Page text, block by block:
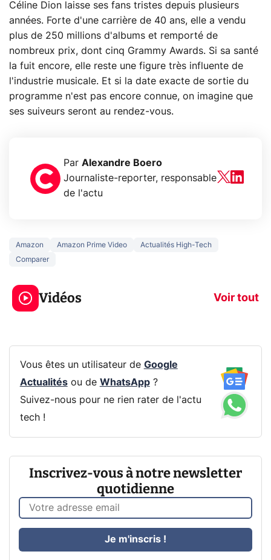
Céline Dion laisse ses fans tristes depuis plusieurs
années. Forte d'une carrière de 40 ans, elle a vendu
plus de 250 millions d'albums et remporté de
nombreux prix, dont cinq Grammy Awards. Si sa santé
la fuit encore, elle reste une figure très influente de
l'industrie musicale. Et si la date exacte de sortie du
programme n'est pas encore connue, on imagine que
ses suiveurs seront au rendez-vous.
Par Alexandre Boero
Journaliste-reporter, responsable
de l'actu
Amazon Amazon Prime Video
Actualités High-Tech
Comparer
Vidéos Voir tout
3 écrans en 1 pour
319€ ? Voici L'AOC
CQ32G4ZA !
prochaine
Vous êtes un utilisateur de Google
Actualitésou de WhatsApp?
Suivez-nous pour ne rien rater de l'actu
tech !
Inscrivez-vous à notre newsletter
quotidienne
Je m'inscris !